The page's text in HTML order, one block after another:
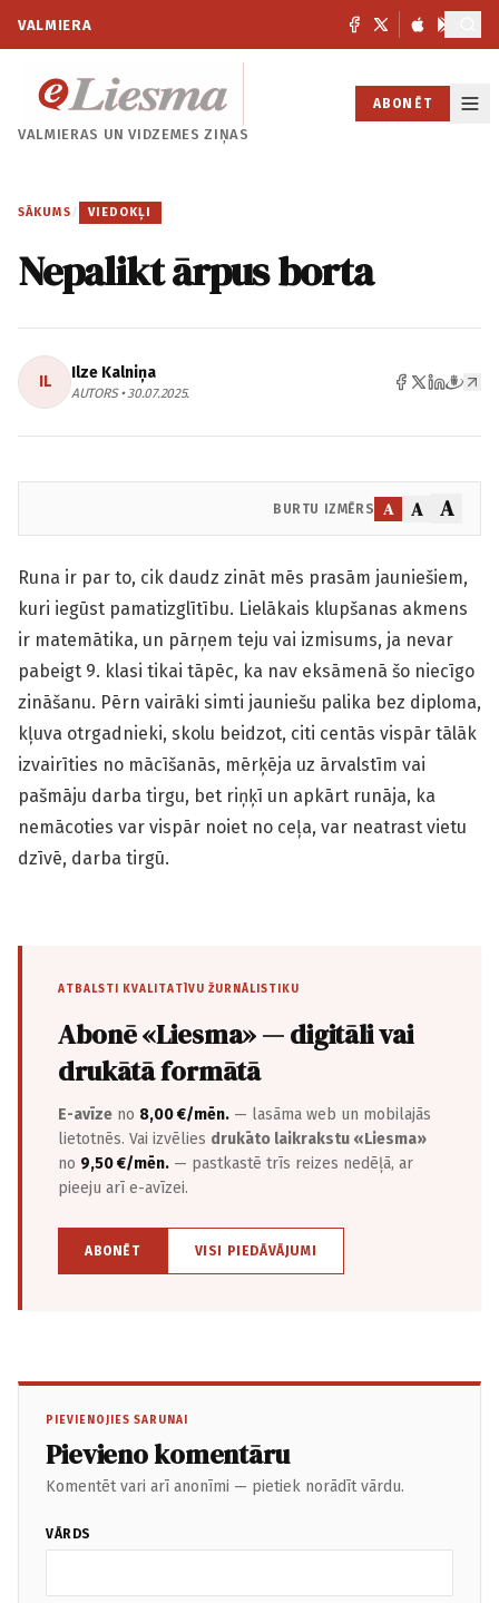
VALMIERA
VALMIERAS UNVIDZEMES ZIŅAS
ABONĒT
SĀKUMS / VIEDOKĻI
Nepalikt ārpus borta
IL Ilze Kalniņa
AUTORS • 30.07.2025.
BURTU IZMĒRS A A A
Runa ir par to, cik daudz zināt mēs prasām jauniešiem,
kuri iegūst pamatizglītību. Lielākais klupšanas akmens
ir matemātika, un pārņem teju vai izmisums, ja nevar
pabeigt 9. klasi tikai tāpēc, ka nav eksāmenā šo niecīgo
zināšanu. Pērn vairāki simti jauniešu palika bez diploma,
kļuva otrgadnieki, skolu beidzot, citi centās vispār tālāk
izvairīties no mācīšanās, mērķēja uz ārvalstīm vai
pašmāju darba tirgu, bet riņķī un apkārt runāja, ka
nemācoties var vispār noiet no ceļa, var neatrast vietu
dzīvē, darba tirgū.
ATBALSTI KVALITATĪVU ŽURNĀLISTIKU
Abonē «Liesma» — digitāli vai
drukātā formātā
E-avīze no 8,00 €/mēn. — lasāma web un mobilajās
lietotnēs. Vai izvēlies drukāto laikrakstu «Liesma»
no 9,50 €/mēn. — pastkastē trīs reizes nedēļā, ar
pieeju arī e-avīzei.
ABONĒT VISI PIEDĀVĀJUMI
PIEVIENOJIES SARUNAI
Pievieno komentāru
Komentēt vari arī anonīmi — pietiek norādīt vārdu.
VĀRDS